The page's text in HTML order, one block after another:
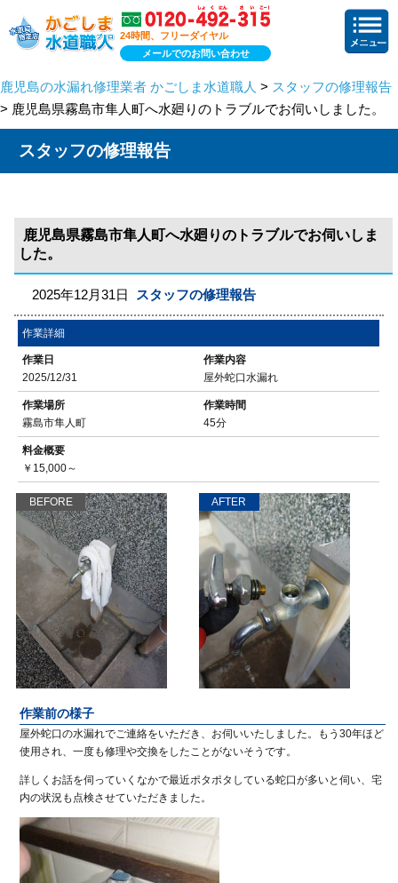
24時間、フリーダイヤル
メールでのお問い合わせ
鹿児島の水漏れ修理業者 かごしま水道職人 > スタッフの修理報告
> 鹿児島県霧島市隼人町へ水廻りのトラブルでお伺いしました。
スタッフの修理報告
鹿児島県霧島市隼人町へ水廻りのトラブルでお伺いしま
した。
2025年12月31日 スタッフの修理報告
作業詳細
作業日
2025/12/31
作業内容
屋外蛇口水漏れ
作業場所
霧島市隼人町
作業時間
45分
料金概要
￥15,000～
BEFORE AFTER
作業前の様子
屋外蛇口の水漏れでご連絡をいただき、お伺いいたしました。もう30年ほど
使用され、一度も修理や交換をしたことがないそうです。
詳しくお話を伺っていくなかで最近ポタポタしている蛇口が多いと伺い、宅
内の状況も点検させていただきました。